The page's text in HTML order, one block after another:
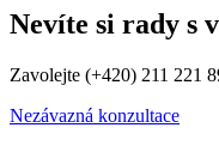
Nevíte si rady s
Zavolejte (+420) 211 221
Nezávazná konzultace